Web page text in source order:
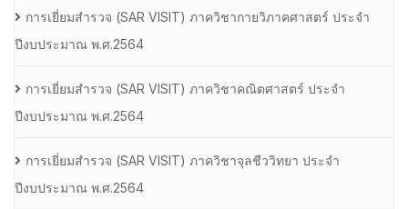
การเยี่ยมสํารวจ (SAR VISIT) ภาควิชากายวิภาคศาสตร์ ประจํา
ปีงบประมาณ พ.ศ.2564
การเยี่ยมสํารวจ (SAR VISIT) ภาควิชาคณิตศาสตร์ ประจํา
ปีงบประมาณ พ.ศ.2564
การเยี่ยมสํารวจ (SAR VISIT) ภาควิชาจุลชีววิทยา ประจํา
ปีงบประมาณ พ.ศ.2564